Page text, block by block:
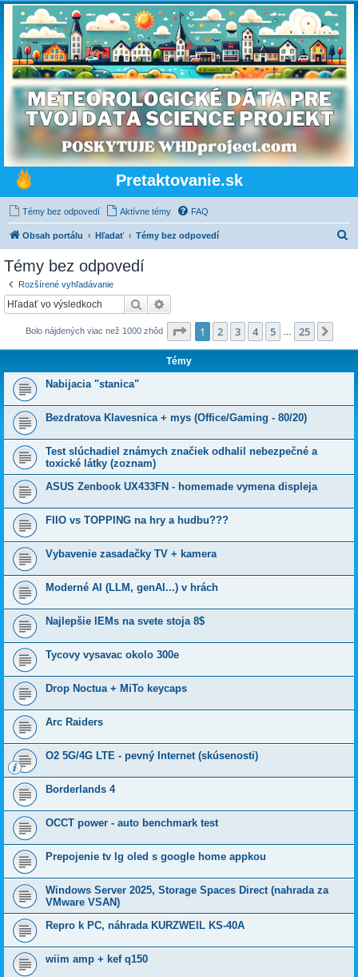
Pretaktovanie.sk
Témy bez odpovedí Aktívne témy FAQ
Obsah portálu Hľadať Témy bez odpovedí
Témy bez odpovedí
Rozšírené vyhľadávanie
Hľadať
Bolo nájdených viac než 1000 zhôd Strana1 z25
1 2 3 4 5 25
Témy
Nabijacia "stanica"
Bezdratova Klavesnica + mys (Office/Gaming - 80/20)
Test slúchadiel známych značiek odhalil nebezpečné a
toxické látky (zoznam)
ASUS Zenbook UX433FN - homemade vymena displeja
FIIO vs TOPPING na hry a hudbu???
Vybavenie zasadačky TV + kamera
Moderné AI (LLM, genAI...) v hrách
Najlepšie IEMs na svete stoja 8$
Tycovy vysavac okolo 300e
Drop Noctua + MiTo keycaps
Arc Raiders
O2 5G/4G LTE - pevný Internet (skúsenosti)
Borderlands 4
OCCT power - auto benchmark test
Prepojenie tv lg oled s google home appkou
Windows Server 2025, Storage Spaces Direct (nahrada za
VMware VSAN)
Repro k PC, náhrada KURZWEIL KS-40A
wiim amp + kef q150